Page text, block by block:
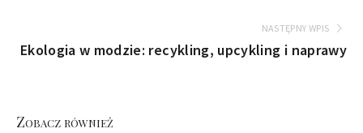
NASTĘPNY WPIS
Ekologia w modzie: recykling, upcykling i naprawy
Zobacz również